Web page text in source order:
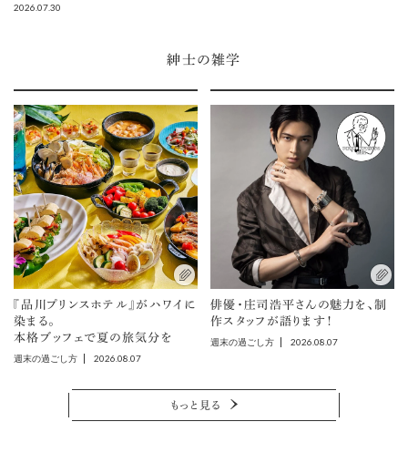
2026.07.30
紳士の雑学
『品川プリンスホテル』がハワイに
染まる。
本格ブッフェで夏の旅気分を
週末の過ごし方 2026.08.07
俳優・庄司浩平さんの魅力を、制
作スタッフが語ります！
週末の過ごし方 2026.08.07
もっと見る